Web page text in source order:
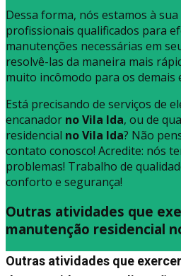
Dessa forma, nós estamos à
profissionais qualificados para
manutenções necessárias em
resolvê-las da maneira mais
muito incômodo para os demais
Está precisando de serviços de
encanador no Vila Ida, ou de
residencial no Vila Ida? Não
contato conosco! Acredite: nós
problemas! Trabalho de
conforto e segurança!
Outras atividades que
manutenção residencial
Outras atividades que